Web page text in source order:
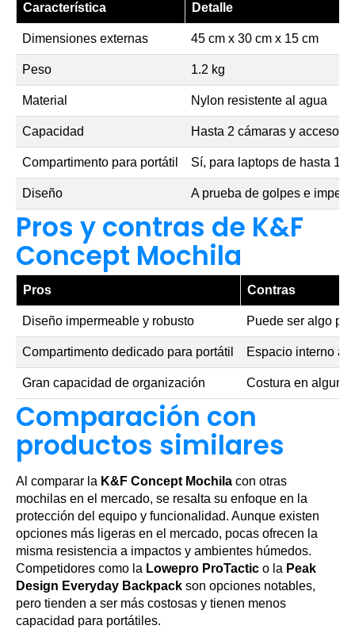
Característica Detalle
Dimensiones externas 45 cm x 30 cm x 15 cm
Peso 1.2 kg
Material Nylon resistente al agua
Capacidad Hasta 2 cámaras y
Compartimento para portátil Sí, para laptops de hasta 16"
Diseño A prueba de golpes e
Pros y contras de K&F
Concept Mochila
Pros Contras
Diseño impermeable y robusto Puede ser algo
Compartimento dedicado para portátil Espacio interno
Gran capacidad de organización Costura en
Comparación con
productos similares
Al comparar la K&F Concept Mochila con otras
mochilas en el mercado, se resalta su enfoque en la
protección del equipo y funcionalidad. Aunque existen
opciones más ligeras en el mercado, pocas ofrecen la
misma resistencia a impactos y ambientes húmedos.
Competidores como la Lowepro ProTactic o la Peak
Design Everyday Backpack son opciones notables,
pero tienden a ser más costosas y tienen menos
capacidad para portátiles.